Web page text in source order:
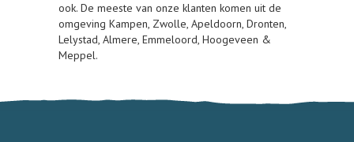
ook. De meeste van onze klanten komen uit de
omgeving Kampen, Zwolle, Apeldoorn, Dronten,
Lelystad, Almere, Emmeloord, Hoogeveen &
Meppel.